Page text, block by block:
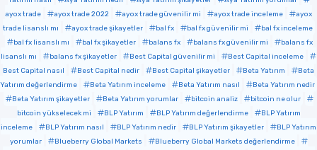
ayox trade
ayox trade 2022 ayox trade güvenilir mi ayox trade inceleme
ayox
trade lisanslı mı
ayox trade şikayetler bal fx bal fx güvenilir mi
bal fx inceleme
bal fx lisanslı mı
bal fx şikayetler balans fx balans fx güvenilir mi
balans fx
lisanslı mı
balans fx şikayetler Best Capital güvenilir mi
Best Capital inceleme
Best Capital nasıl
Best Capital nedir Best Capital şikayetler Beta Yatırım
Beta
Yatırım değerlendirme
Beta Yatırım inceleme Beta Yatırım nasıl
Beta Yatırım nedir
Beta Yatırım şikayetler
Beta Yatırım yorumlar bitcoin analiz
bitcoin ne olur
bitcoin yükselecek mi
BLP Yatırım BLP Yatırım değerlendirme
BLP Yatırım
inceleme
BLP Yatırım nasıl BLP Yatırım nedir BLP Yatırım şikayetler
BLP Yatırım
yorumlar
Blueberry Global Markets
Blueberry Global Markets değerlendirme